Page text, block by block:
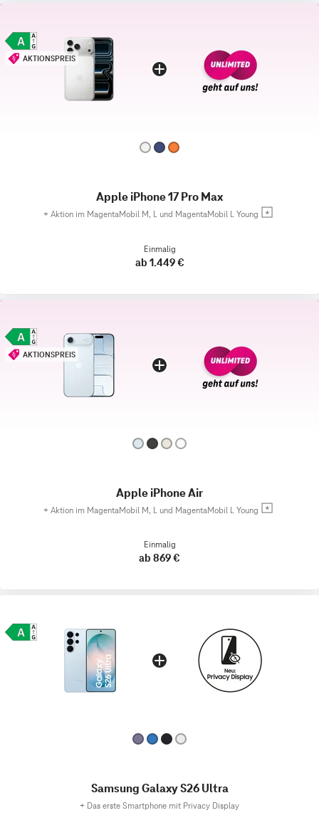
AKTIONSPREIS
Apple iPhone 17 Pro Max
+ Aktion im MagentaMobil M, L und MagentaMobil L Young
Einmalig
ab 1.449 €
AKTIONSPREIS
Apple iPhone Air
+ Aktion im MagentaMobil M, L und MagentaMobil L Young
Einmalig
ab 869 €
Samsung Galaxy S26 Ultra
+ Das erste Smartphone mit Privacy Display